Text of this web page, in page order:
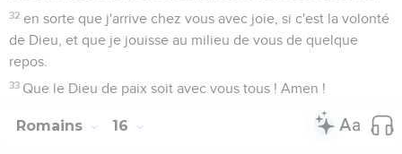
32 en sorte que j'arrive chez vous avec joie, si c'est la volonté
de Dieu, et que je jouisse au milieu de vous de quelque
repos.
33 Que le Dieu de paix soit avec vous tous ! Amen !
Romains 16